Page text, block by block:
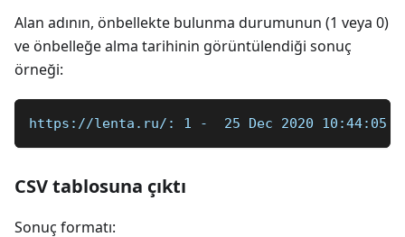
Alan adının, önbellekte bulunma durumunun (1 veya 0)
ve önbelleğe alma tarihinin görüntülendiği sonuç
örneği:
https://lenta.ru/: 1 -  25 Dec 2020 10:44:05
CSV tablosuna çıktı
Sonuç formatı: